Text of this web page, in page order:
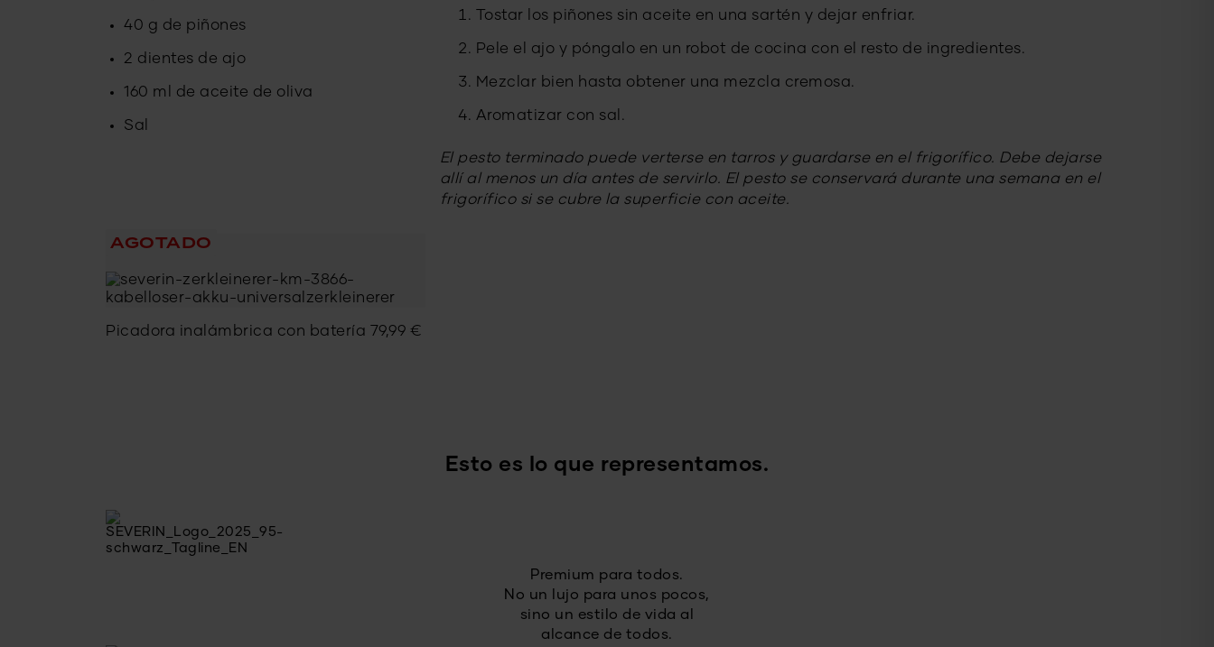
40 g de piñones
2 dientes de ajo
160 ml de aceite de oliva
Sal
Tostar los piñones sin aceite en una sartén y dejar enfriar.
Pele el ajo y póngalo en un robot de cocina con el resto de ingredientes.
Mezclar bien hasta obtener una mezcla cremosa.
Aromatizar con sal.
El pesto terminado puede verterse en tarros y guardarse en el frigorífico. Debe dejarse
allí al menos un día antes de servirlo. El pesto se conservará durante una semana en el
frigorífico si se cubre la superficie con aceite.
AGOTADO
Picadora inalámbrica con batería 79,99 €
Esto es lo que representamos.
Premium para todos.
No un lujo para unos pocos,
sino un estilo de vida al
alcance de todos.